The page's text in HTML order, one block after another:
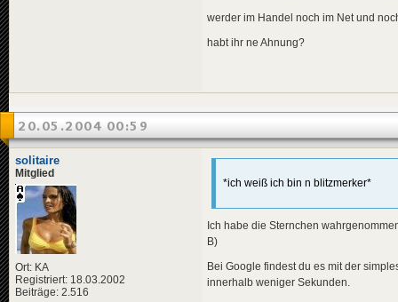
werder im Handel noch im Net und
habt ihr ne Ahnung?
20.05.2004 00:59
solitaire
Mitglied
Ort: KA
Registriert: 18.03.2002
Beiträge: 2.516
*ich weiß ich bin n blitzmerker*
Ich habe die Sternchen
B)
Bei Google findest du es mit der
innerhalb weniger Sekunden.